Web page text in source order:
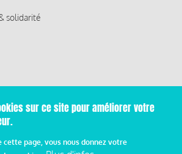
solidarité
Social - Réalisé parCafffeine
sur ce site pour améliorer votre
cette page, vous nous donnez votre